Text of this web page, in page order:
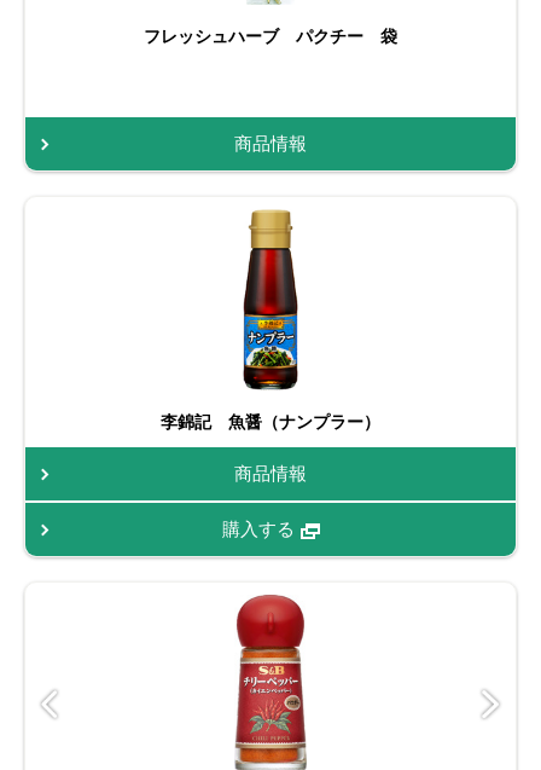
フレッシュハーブ パクチー 袋
商品情報
李錦記 魚醤（ナンプラー）
商品情報
購入する